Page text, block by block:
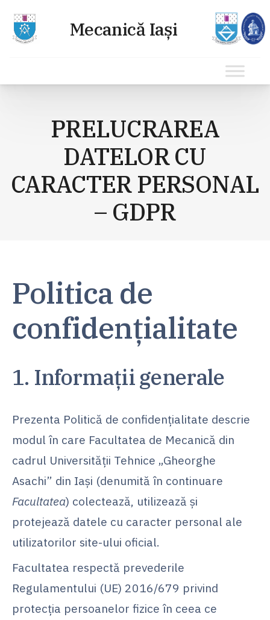
PRELUCRAREA
DATELOR CU
CARACTER PERSONAL
– GDPR
Politica de
confidențialitate
1. Informații generale
Prezenta Politică de confidențialitate descrie
modul în care Facultatea de Mecanică din
cadrul Universității Tehnice „Gheorghe
Asachi” din Iași (denumită în continuare
Facultatea) colectează, utilizează și
protejează datele cu caracter personal ale
utilizatorilor site-ului oficial.
Facultatea respectă prevederile
Regulamentului (UE) 2016/679 privind
protecția persoanelor fizice în ceea ce